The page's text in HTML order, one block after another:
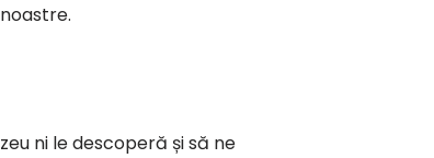
ni le descoperă și să ne